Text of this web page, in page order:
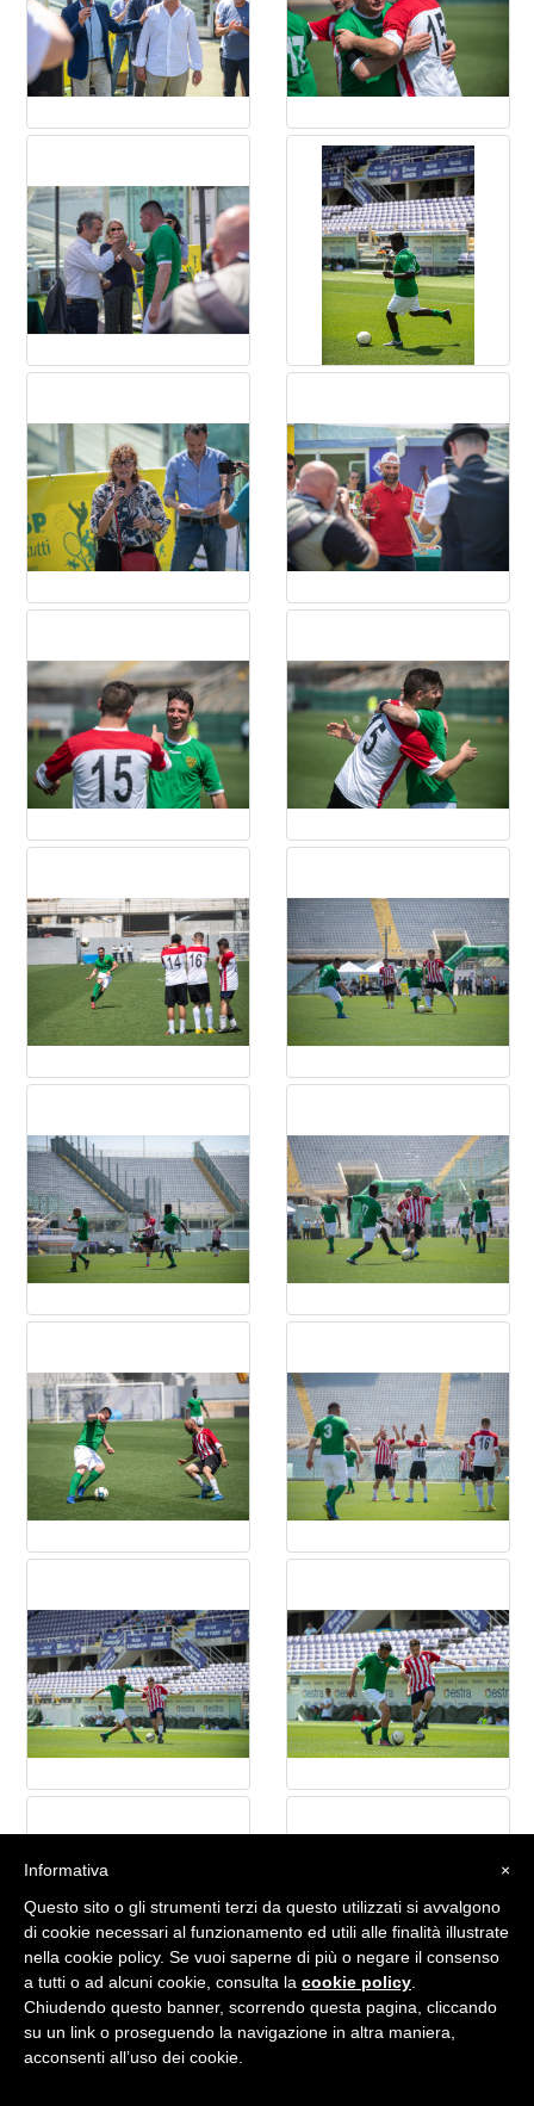
×
Informativa
Questo sito o gli strumenti terzi da questo utilizzati si avvalgono
di cookie necessari al funzionamento ed utili alle finalità illustrate
nella cookie policy. Se vuoi saperne di più o negare il consenso
a tutti o ad alcuni cookie, consulta la cookie policy
Chiudendo questo banner, scorrendo questa pagina, cliccando
su un link o proseguendo la navigazione in altra maniera,
acconsenti all’uso dei cookie.